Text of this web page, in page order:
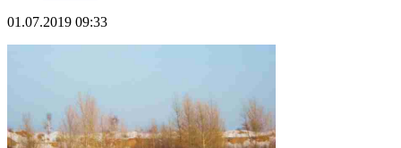
01.07.2019 09:33